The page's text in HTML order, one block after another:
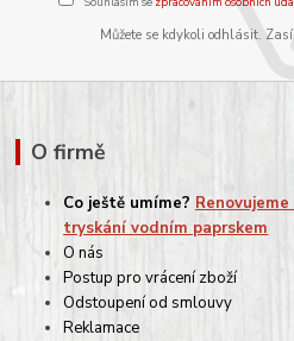
Můžete se kdykoli odhlásit.
O firmě
Co ještě umíme?
tryskání vodním paprskem
O nás
Postup pro vrácení zboží
Odstoupení od smlouvy
Reklamace